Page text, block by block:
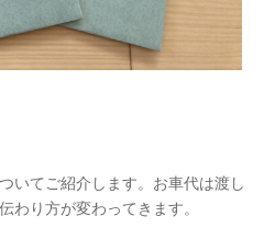
いてご紹介します。お車代は渡し
わり方が変わってきます。